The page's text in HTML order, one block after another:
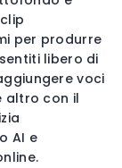
per produrre
libero di
voci
altro con il
AI e